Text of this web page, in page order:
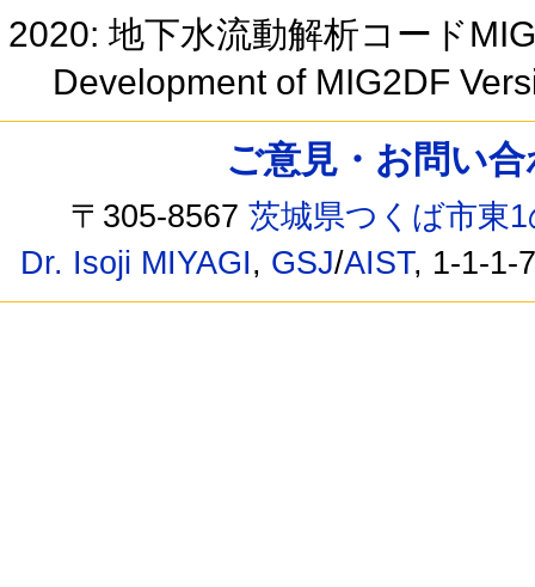
2020: 地下水流動解析コード
Development of MIG2DF
ご意見・お問い
〒305-8567茨城県つくば市東
Dr. Isoji MIYAGI, GSJ/AIST, 1-1-1-